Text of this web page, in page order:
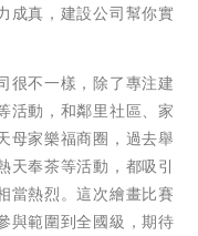
成真，建設公司幫你實
很不一樣，除了專注建
活動，和鄰里社區、家
母家樂福商圈，過去舉
天奉茶等活動，都吸引
當熱烈。這次繪畫比賽
與範圍到全國級，期待